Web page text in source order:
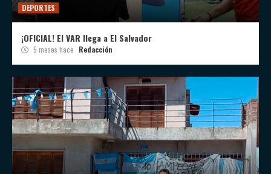
DEPORTES
¡OFICIAL! El VAR llega a El Salvador
5 meses hace Redacción